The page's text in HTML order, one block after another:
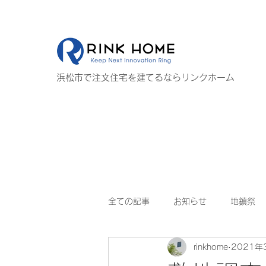
浜松市で注文住宅を建てるならリンクホーム
全ての記事 お知らせ 地鎮祭
rinkhome 2021年